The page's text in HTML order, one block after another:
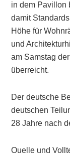
in dem Pavillon
damit
Höhe für
und
am Samstag
überreicht.
Der deutsche
deutschen
28 Jahre nach
Quelle und